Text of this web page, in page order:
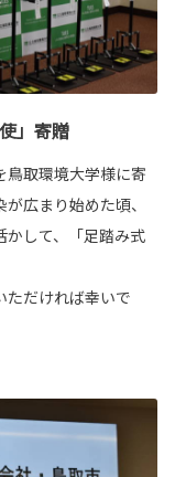
」寄贈
鳥取環境大学様に寄
広まり始めた頃、
かして、「足踏み式
ただければ幸いで